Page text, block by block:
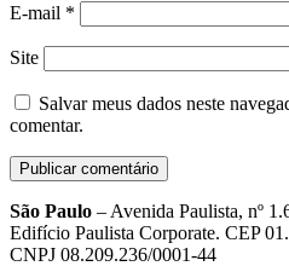
E-mail *
Site
Salvar meus dados neste
comentar.
São Paulo – Avenida Paulista, nº
Edifício Paulista Corporate. CEP
CNPJ 08.209.236/0001-44